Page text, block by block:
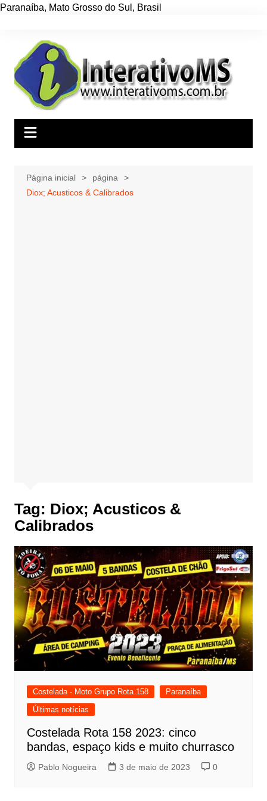
Paranaíba, Mato Grosso do Sul , Brasil
conteúdo
Página inicial
página
Diox; Acusticos & Calibrados
Tag: Diox; Acusticos &
Calibrados
Costelada - Moto Grupo Rota 158
Paranaíba
Últimas notícias
Costelada Rota 158 2023: cinco
bandas, espaço kids e muito churrasco
Pablo Nogueira 3 de maio de 2023 0